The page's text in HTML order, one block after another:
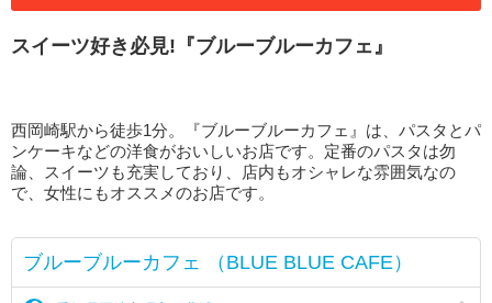
スイーツ好き必見!『ブルーブルーカフェ』
西岡崎駅から徒歩1分。『ブルーブルーカフェ』は、パスタとパ
ンケーキなどの洋食がおいしいお店です。定番のパスタは勿
論、スイーツも充実しており、店内もオシャレな雰囲気なの
で、女性にもオススメのお店です。
ブルーブルーカフェ （BLUE BLUE CAFE）